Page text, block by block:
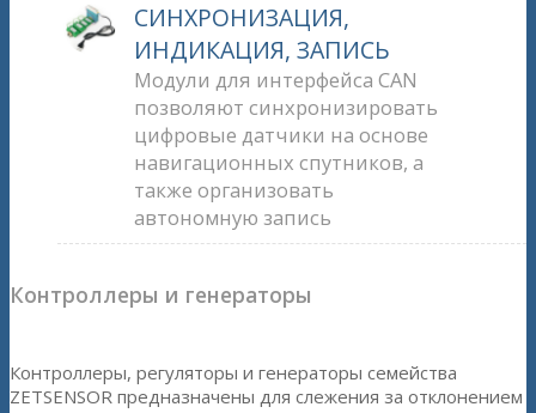
СИНХРОНИЗАЦИЯ,
ИНДИКАЦИЯ, ЗАПИСЬ
Модули для интерфейса CAN
позволяют синхронизировать
цифровые датчики на основе
навигационных спутников, а
также организовать
автономную запись
Контроллеры и генераторы
Контроллеры, регуляторы и генераторы семейства
ZETSENSOR предназначены для слежения за отклонением